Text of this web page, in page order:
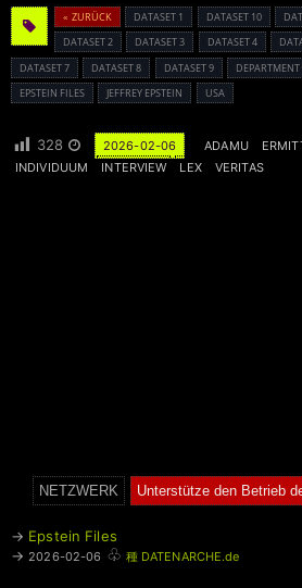
« ZURÜCK DATASET 1 DATASET 10
DATASET 2
DATASET 3 DATASET 4
DATASET 7
DATASET 8 DATASET 9 DEPARTMENT
EPSTEIN FILES
JEFFREY EPSTEIN USA
328 2026-02-06 ADAMU
INDIVIDUUM
INTERVIEW LEX VERITAS
NETZWERK Unterstütze den Betrieb
→ Epstein Files
→ 2026-02-06 ♧ 種 DATENARCHE.de